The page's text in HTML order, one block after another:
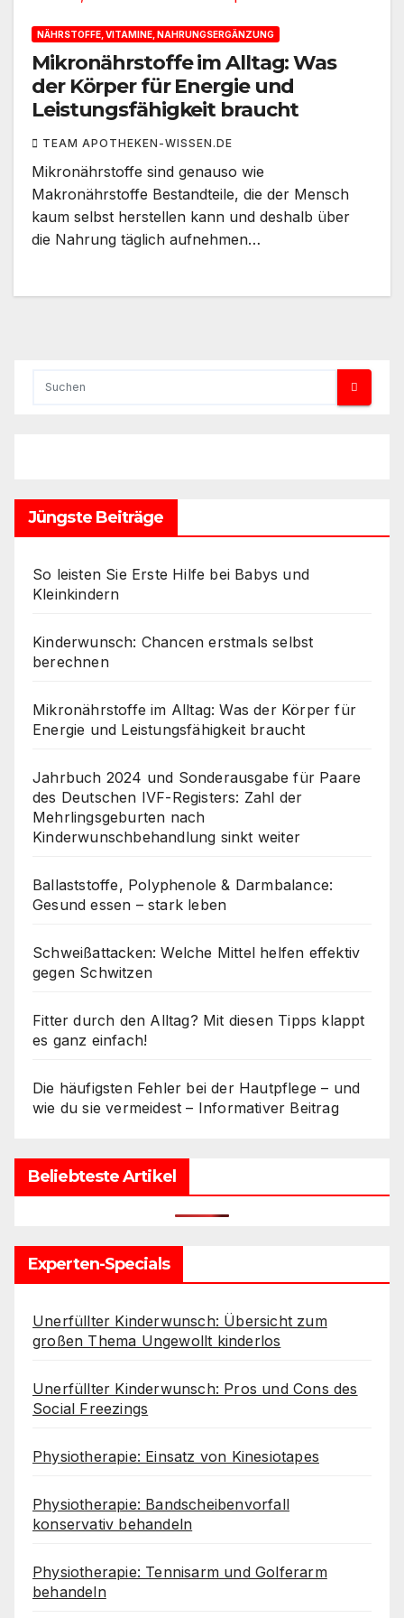
NÄHRSTOFFE, VITAMINE, NAHRUNGSERGÄNZUNG
Mikronährstoffe im Alltag: Was
der Körper für Energie und
Leistungsfähigkeit braucht
TEAM APOTHEKEN-WISSEN.DE
Mikronährstoffe sind genauso wie
Makronährstoffe Bestandteile, die der Mensch
kaum selbst herstellen kann und deshalb über
die Nahrung täglich aufnehmen…
Jüngste Beiträge
So leisten Sie Erste Hilfe bei Babys und
Kleinkindern
Kinderwunsch: Chancen erstmals selbst
berechnen
Mikronährstoffe im Alltag: Was der Körper für
Energie und Leistungsfähigkeit braucht
Jahrbuch 2024 und Sonderausgabe für Paare
des Deutschen IVF-Registers: Zahl der
Mehrlingsgeburten nach
Kinderwunschbehandlung sinkt weiter
Ballaststoffe, Polyphenole & Darmbalance:
Gesund essen – stark leben
Schweißattacken: Welche Mittel helfen effektiv
gegen Schwitzen
Fitter durch den Alltag? Mit diesen Tipps klappt
es ganz einfach!
Die häufigsten Fehler bei der Hautpflege – und
wie du sie vermeidest – Informativer Beitrag
Beliebteste Artikel
Experten-Specials
Unerfüllter Kinderwunsch: Übersicht zum
großen Thema Ungewollt kinderlos
Unerfüllter Kinderwunsch: Pros und Cons des
Social Freezings
Physiotherapie: Einsatz von Kinesiotapes
Physiotherapie: Bandscheibenvorfall
konservativ behandeln
Physiotherapie: Tennisarm und Golferarm
behandeln